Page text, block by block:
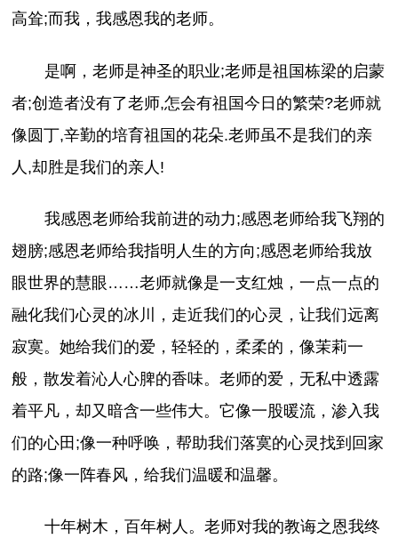
高耸;而我，我感恩我的老师。
是啊，老师是神圣的职业;老师是祖国栋梁的启蒙
者;创造者没有了老师,怎会有祖国今日的繁荣?老师就
像圆丁,辛勤的培育祖国的花朵.老师虽不是我们的亲
人,却胜是我们的亲人!
我感恩老师给我前进的动力;感恩老师给我飞翔的
翅膀;感恩老师给我指明人生的方向;感恩老师给我放
眼世界的慧眼……老师就像是一支红烛，一点一点的
融化我们心灵的冰川，走近我们的心灵，让我们远离
寂寞。她给我们的爱，轻轻的，柔柔的，像茉莉一
般，散发着沁人心脾的香味。老师的爱，无私中透露
着平凡，却又暗含一些伟大。它像一股暖流，渗入我
们的心田;像一种呼唤，帮助我们落寞的心灵找到回家
的路;像一阵春风，给我们温暖和温馨。
十年树木，百年树人。老师对我的教诲之恩我终